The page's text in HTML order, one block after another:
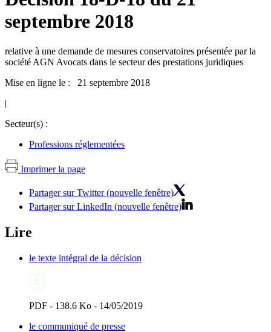
septembre 2018
relative à une demande de mesures conservatoires présentée par la
société AGN Avocats dans le secteur des prestations juridiques
Mise en ligne le : 21 septembre 2018
|
Secteur(s) :
Professions réglementées
Imprimer la page
Partager sur Twitter (nouvelle fenêtre)
Partager sur LinkedIn (nouvelle fenêtre)
Lire
le texte intégral de la décision
PDF - 138.6 Ko - 14/05/2019
le communiqué de presse